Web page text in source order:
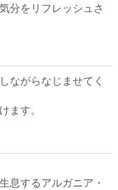
分をリフレッシュさ
ながらなじませてく
ます。
息するアルガニア・